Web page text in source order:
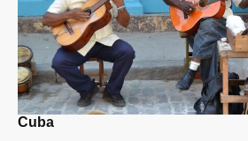
Cuba